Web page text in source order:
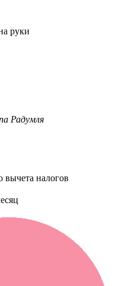
руки
Радумля
вычета налогов